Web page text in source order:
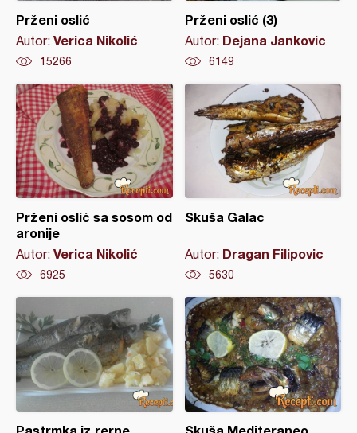
Prženi oslić
Autor: Verica Nikolić
15266
Prženi oslić (3)
Autor: Dejana Jankovic
6149
Prženi oslić sa sosom od
aronije
Autor: Verica Nikolić
6925
Skuša Galac
Autor: Dragan Filipovic
5630